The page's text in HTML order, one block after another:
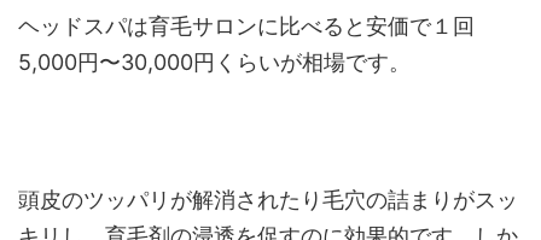
ヘッドスパは育毛サロンに比べると安価で１回
5,000円〜30,000円くらいが相場です。
頭皮のツッパリが解消されたり毛穴の詰まりがスッ